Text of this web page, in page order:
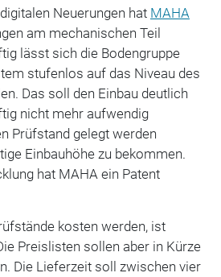
Neuerungen hat MAHA
am mechanischen Teil
lässt sich die Bodengruppe
stufenlos auf das Niveau des
Das soll den Einbau deutlich
nicht mehr aufwendig
Prüfstand gelegt werden
Einbauhöhe zu bekommen.
hat MAHA ein Patent
kosten werden, ist
Preislisten sollen aber in Kürze
Die Lieferzeit soll zwischen vier